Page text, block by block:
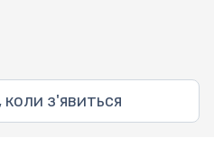
з'явиться